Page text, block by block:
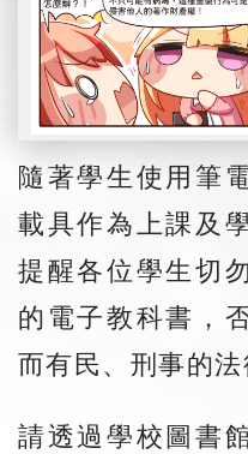
隨著學生使用筆
載具作為上課及
提醒各位學生切
的電子教科書，
而有民、刑事的法
請透過學校圖書